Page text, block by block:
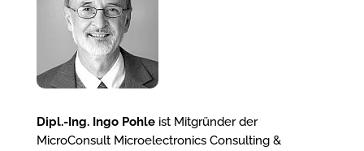
Dipl.-Ing. Ingo Pohleist Mitgründer der
MicroConsult Microelectronics Consulting &